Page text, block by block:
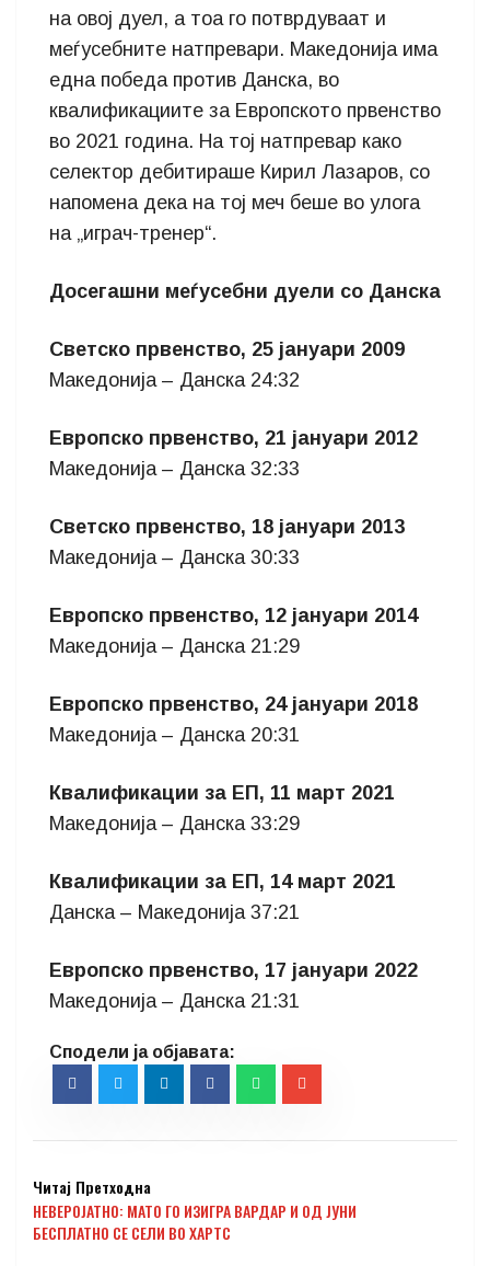
на овој дуел, а тоа го потврдуваат и
меѓусебните натпревари. Македонија има
една победа против Данска, во
квалификациите за Европското првенство
во 2021 година. На тој натпревар како
селектор дебитираше Кирил Лазаров, со
напомена дека на тој меч беше во улога
на „играч-тренер“.
Досегашни меѓусебни дуели со Данска
Светско првенство, 25 јануари 2009
Македонија – Данска 24:32
Европско првенство, 21 јануари 2012
Македонија – Данска 32:33
Светско првенство, 18 јануари 2013
Македонија – Данска 30:33
Европско првенство, 12 јануари 2014
Македонија – Данска 21:29
Европско првенство, 24 јануари 2018
Македонија – Данска 20:31
Квалификации за ЕП, 11 март 2021
Македонија – Данска 33:29
Квалификации за ЕП, 14 март 2021
Данска – Македонија 37:21
Европско првенство, 17 јануари 2022
Македонија – Данска 21:31
Читај Претходна
НЕВЕРОЈАТНО: МАТО ГО ИЗИГРА ВАРДАР И ОД ЈУНИ
БЕСПЛАТНО СЕ СЕЛИ ВО ХАРТС